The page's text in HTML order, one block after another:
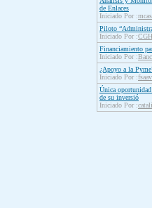
de Enlaces
Iniciado Por :
Piloto
Iniciado Por :CGH
Financiamiento
Iniciado Por :
¿Apoyo a la
Iniciado Por :
Única
de su inversió
Iniciado Por :